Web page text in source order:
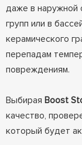
даже в наружной
групп или в
керамического
перепадам
повреждениям.
Выбирая Boost
качество,
который будет